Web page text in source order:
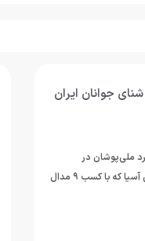
جوانان ایران
ملی‌پوشان در
مسابقات رده‌های سنی قهرمانی آسیا که با کسب ۹ مدال